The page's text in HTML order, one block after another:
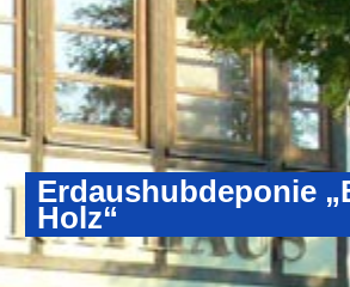
Erdaushubdeponie
Holz“